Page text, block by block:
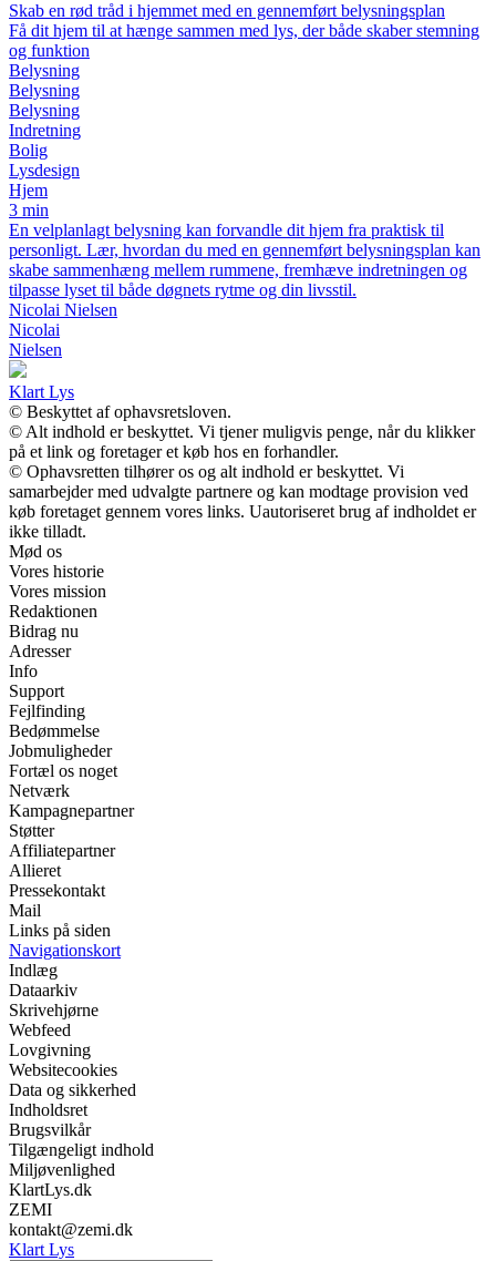
Skab en rød tråd i hjemmet med en gennemført belysningsplan
Få dit hjem til at hænge sammen med lys, der både skaber stemning
og funktion
Belysning
Belysning
Belysning
Indretning
Bolig
Lysdesign
Hjem
3 min
En velplanlagt belysning kan forvandle dit hjem fra praktisk til
personligt. Lær, hvordan du med en gennemført belysningsplan kan
skabe sammenhæng mellem rummene, fremhæve indretningen og
tilpasse lyset til både døgnets rytme og din livsstil.
Nicolai Nielsen
Nicolai
Nielsen
Klart Lys
© Beskyttet af ophavsretsloven.
© Alt indhold er beskyttet. Vi tjener muligvis penge, når du klikker
på et link og foretager et køb hos en forhandler.
© Ophavsretten tilhører os og alt indhold er beskyttet. Vi
samarbejder med udvalgte partnere og kan modtage provision ved
køb foretaget gennem vores links. Uautoriseret brug af indholdet er
ikke tilladt.
Mød os
Vores historie
Vores mission
Redaktionen
Bidrag nu
Adresser
Info
Support
Fejlfinding
Bedømmelse
Jobmuligheder
Fortæl os noget
Netværk
Kampagnepartner
Støtter
Affiliatepartner
Allieret
Pressekontakt
Mail
Links på siden
Navigationskort
Indlæg
Dataarkiv
Skrivehjørne
Webfeed
Lovgivning
Websitecookies
Data og sikkerhed
Indholdsret
Brugsvilkår
Tilgængeligt indhold
Miljøvenlighed
KlartLys.dk
ZEMI
kontakt@zemi.dk
Klart Lys